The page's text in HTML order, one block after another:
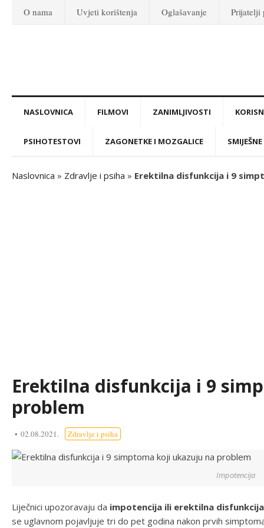
O nama Uvjeti korištenja Oglašavanje Prijatelji
NASLOVNICA FILMOVI ZANIMLJIVOSTI
PSIHOTESTOVI ZAGONETKE I MOZGALICE
Naslovnica » Zdravlje i psiha » Erektilna disfunkcija i 9
Erektilna disfunkcija i 9
problem
02.08.2021. Zdravlje i psiha
Impotencija
Liječnici upozoravaju da impotencija ili erektilna disfunkcija
se uglavnom pojavljuje tri do pet godina nakon prvih